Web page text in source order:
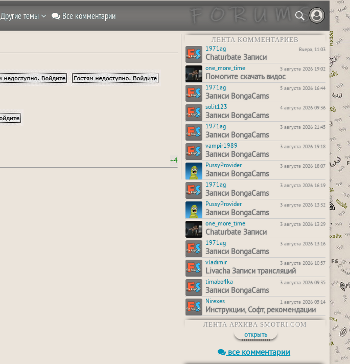
Другие темы Все комментарии
+4
ЛЕНТА КОММЕНТАРИЕВ
1971ag
Вчера, 11:03
Chaturbate Записи
one_more_time 5 августа 2026 19:02
Помогите скачать видос
1971ag 5 августа 2026 16:44
Записи BongaCams
solit123 4 августа 2026 09:36
Записи BongaCams
1971ag 3 августа 2026 21:45
Записи BongaCams
vampir1989 3 августа 2026 19:18
Записи BongaCams
PussyProvider 3 августа 2026 18:07
Записи BongaCams
1971ag 3 августа 2026 16:19
Записи BongaCams
PussyProvider 3 августа 2026 13:32
Записи BongaCams
one_more_time 3 августа 2026 13:29
Chaturbate Записи
1971ag 3 августа 2026 13:16
Записи BongaCams
vladimir 3 августа 2026 10:57
Livacha Записи трансляций
timabo4ka 3 августа 2026 09:35
Записи BongaCams
Nirexes 1 августа 2026 05:14
Инструкции, Софт, рекомендации
ЛЕНТА АРХИВА SMOTRI.COM
открыть
все комментарии